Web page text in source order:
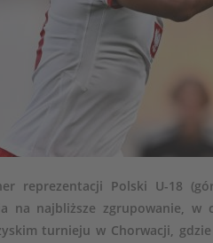
reprezentacji Polski U-18
na najbliższe zgrupowanie,
turnieju w Chorwacji,